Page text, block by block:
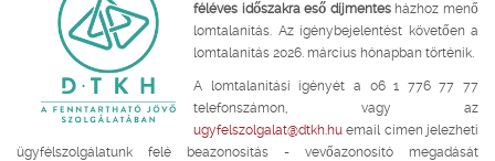
féléves időszakra eső díjmentesházhoz menő
lomtalanítás. Az igénybejelentést követően a
lomtalanítás 2026. március hónapban történik.
A lomtalanítási igényét a 06 1 776 77 77
telefonszámon, vagy az
ugyfelszolgalat@dtkh.hu email címen jelezheti
ügyfélszolgálatunk felé beazonosítás - vevőazonosító megadását